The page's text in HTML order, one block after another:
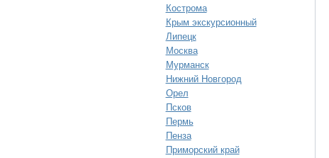
Кострома
Крым экскурсионный
Липецк
Москва
Мурманск
Нижний Новгород
Орел
Псков
Пермь
Пенза
Приморский край